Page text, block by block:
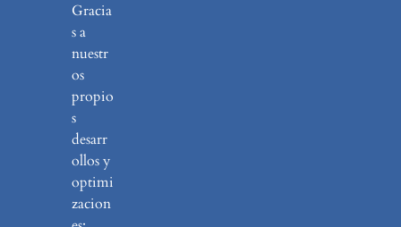
Gracia
s a
nuestr
os
propio
s
desarr
ollos y
optimi
zacion